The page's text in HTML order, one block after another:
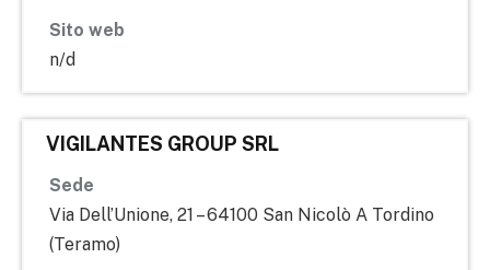
Sito web
n/d
VIGILANTES GROUP SRL
Sede
Via Dell’Unione, 21 – 64100 San Nicolò A Tordino
(Teramo)